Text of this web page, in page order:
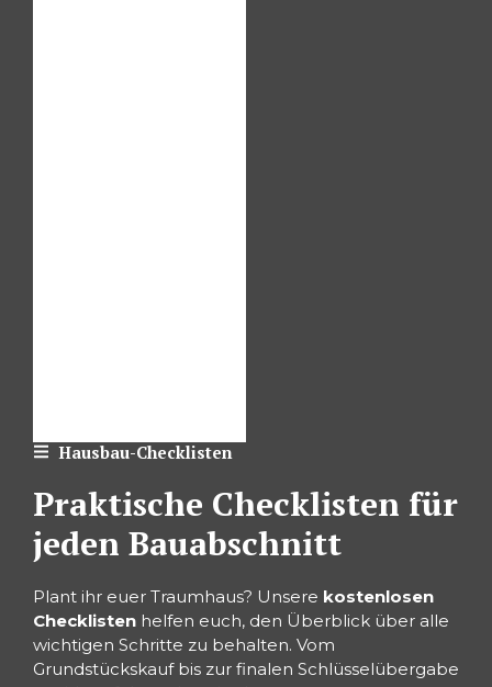
Hausbau-Checklisten
Praktische Checklisten für
jeden Bauabschnitt
Plant ihr euer Traumhaus? Unsere kostenlosen
Checklisten helfen euch, den Überblick über alle
wichtigen Schritte zu behalten. Vom
Grundstückskauf bis zur finalen Schlüsselübergabe